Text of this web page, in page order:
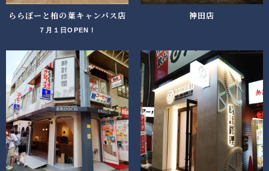
ららぽーと柏の葉キャンパス店
７月１日OPEN！
神田店